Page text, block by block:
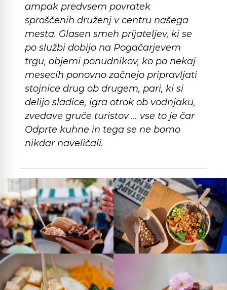
ampak predvsem povratek
sproščenih druženj v centru našega
mesta. Glasen smeh prijateljev, ki se
po službi dobijo na Pogačarjevem
trgu, objemi ponudnikov, ko po nekaj
mesecih ponovno začnejo pripravljati
stojnice drug ob drugem, pari, ki si
delijo sladice, igra otrok ob vodnjaku,
zvedave gruče turistov … vse to je čar
Odprte kuhne in tega se ne bomo
nikdar naveličali.